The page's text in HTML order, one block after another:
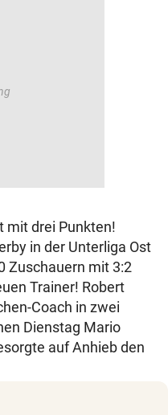
mit drei Punkten!
in der Unterliga Ost
Zuschauern mit 3:2
Trainer! Robert
Coach in zwei
Dienstag Mario
auf Anhieb den